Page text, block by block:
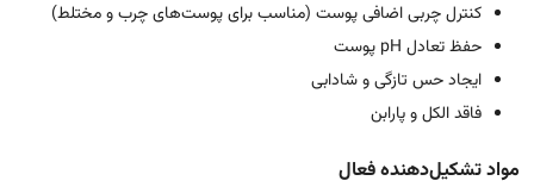
کنترل چربی اضافی پوست (مناسب برای پوست‌های چرب و مختلط)
حفظ تعادل pH پوست
ایجاد حس تازگی و شادابی
فاقد الکل و پارابن
مواد تشکیل‌دهنده فعال